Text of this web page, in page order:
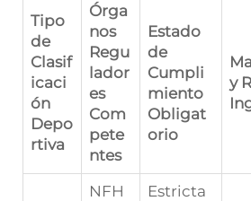
Tipo
de
Clasif
icaci
ón
Depo
rtiva
Órga
nos
Regu
lador
es
Com
pete
ntes
Estado
de
Cumpli
miento
Obligat
orio
y
NFH
Estricta